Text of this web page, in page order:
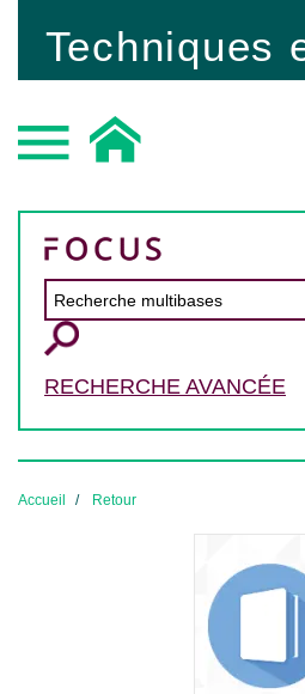
Techniques
RECHERCHE AVANCÉE
Accueil Retour